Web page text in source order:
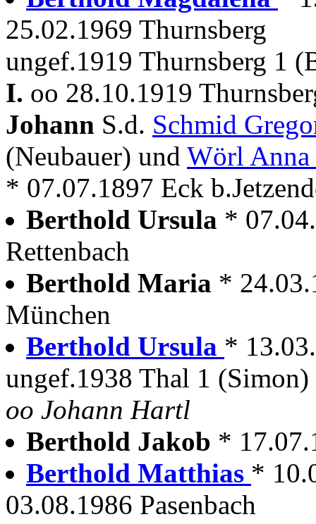
25.02.1969 Thurnsberg
ungef.1919 Thurnsberg 1
I. oo 28.10.1919
Johann S.d. Schmid
(Neubauer) und Wörl
* 07.07.1897 Eck
Berthold Ursula *
Rettenbach
Berthold Maria *
München
Berthold Ursula *
ungef.1938 Thal 1 (Simon)
oo Johann Hartl
Berthold Jakob *
Berthold Matthias *
03.08.1986 Pasenbach